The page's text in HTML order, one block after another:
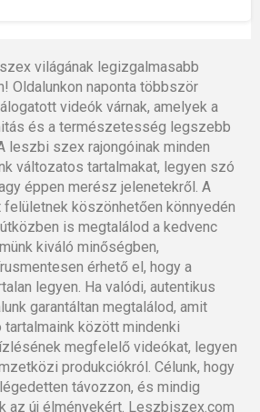
világának legizgalmasabb
Oldalunkon naponta többször
videók várnak, amelyek a
és a természetesség legszebb
leszbi szex rajongóinak minden
változatos tartalmakat, legyen szó
éppen merész jelenetekről. A
köszönhetően könnyedén
is megtalálod a kedvenc
kiváló minőségben,
érhető el, hogy a
legyen. Ha valódi, autentikus
garantáltan megtalálod, amit
között mindenki
megfelelő videókat, legyen
produkciókról. Célunk, hogy
távozzon, és mindig
az új élményekért. Leszbiszex.com